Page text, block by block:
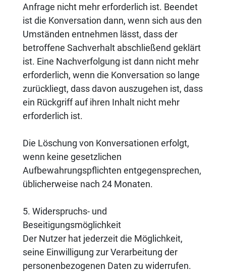
Anfrage nicht mehr erforderlich ist. Beendet
ist die Konversation dann, wenn sich aus den
Umständen entnehmen lässt, dass der
betroffene Sachverhalt abschließend geklärt
ist. Eine Nachverfolgung ist dann nicht mehr
erforderlich, wenn die Konversation so lange
zurückliegt, dass davon auszugehen ist, dass
ein Rückgriff auf ihren Inhalt nicht mehr
erforderlich ist.
Die Löschung von Konversationen erfolgt,
wenn keine gesetzlichen
Aufbewahrungspflichten entgegensprechen,
üblicherweise nach 24 Monaten.
5. Widerspruchs- und
Beseitigungsmöglichkeit
Der Nutzer hat jederzeit die Möglichkeit,
seine Einwilligung zur Verarbeitung der
personenbezogenen Daten zu widerrufen.